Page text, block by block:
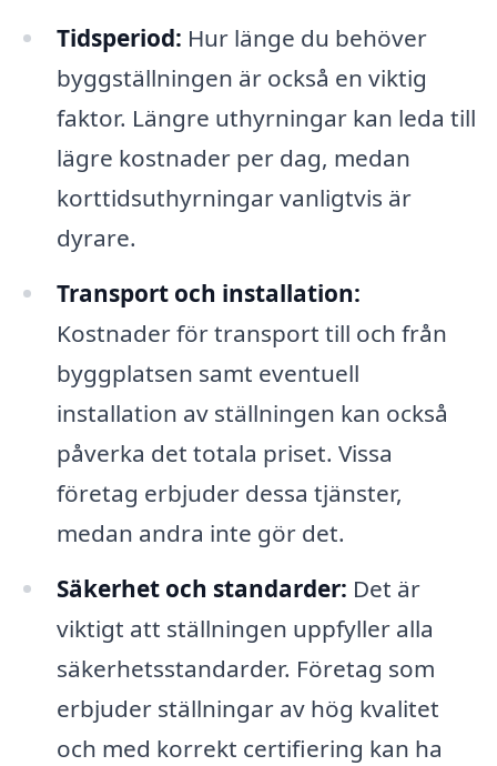
Tidsperiod: Hur länge du behöver
byggställningen är också en viktig
faktor. Längre uthyrningar kan leda till
lägre kostnader per dag, medan
korttidsuthyrningar vanligtvis är
dyrare.
Transport och installation:
Kostnader för transport till och från
byggplatsen samt eventuell
installation av ställningen kan också
påverka det totala priset. Vissa
företag erbjuder dessa tjänster,
medan andra inte gör det.
Säkerhet och standarder: Det är
viktigt att ställningen uppfyller alla
säkerhetsstandarder. Företag som
erbjuder ställningar av hög kvalitet
och med korrekt certifiering kan ha